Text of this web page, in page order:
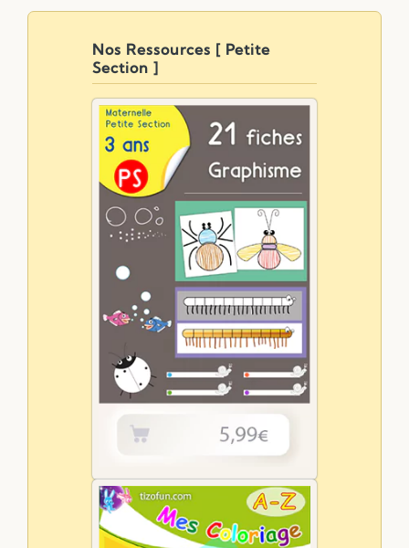
Nos Ressources [ Petite
Section ]